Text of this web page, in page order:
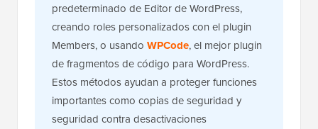
predeterminado de Editor de WordPress,
creando roles personalizados con el plugin
Members, o usando WPCode, el mejor plugin
de fragmentos de código para WordPress.
Estos métodos ayudan a proteger funciones
importantes como copias de seguridad y
seguridad contra desactivaciones